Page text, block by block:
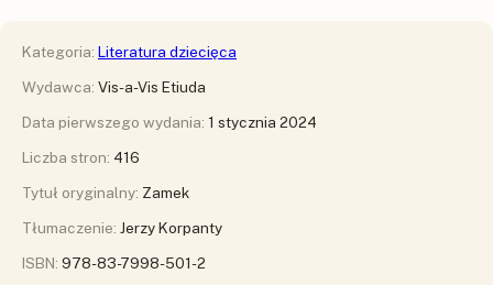
Kategoria: Literatura dziecięca
Wydawca: Vis-a-Vis Etiuda
Data pierwszego wydania: 1 stycznia 2024
Liczba stron: 416
Tytuł oryginalny: Zamek
Tłumaczenie: Jerzy Korpanty
ISBN: 978-83-7998-501-2